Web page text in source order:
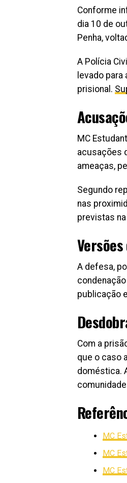
Conforme
dia 10 de
Penha,
A Polícia
levado
prisional.
MC
acusações
ameaças,
Segundo
nas
previstas
A defesa,
publicação
Com a
que o caso
doméstica.
MC
MC
MC